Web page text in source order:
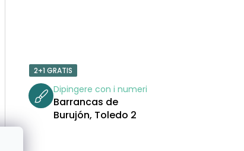
2+1 GRATIS
Dipingere con i numeri
Barrancas de
Burujón, Toledo 2